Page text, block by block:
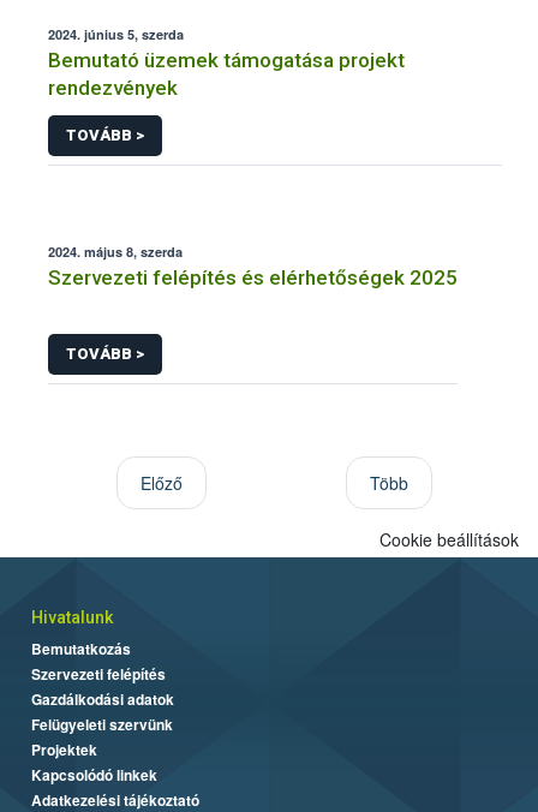
2024. június 5, szerda
Bemutató üzemek támogatása projekt
rendezvények
TOVÁBB >
2024. május 8, szerda
Szervezeti felépítés és elérhetőségek 2025
TOVÁBB >
Előző Több
Cookie beállítások
Hivatalunk
Bemutatkozás
Szervezeti felépítés
Gazdálkodási adatok
Felügyeleti szervünk
Projektek
Kapcsolódó linkek
Adatkezelési tájékoztató